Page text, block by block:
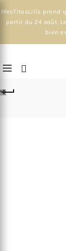
MesTitesLilis prend
partir du 24 août.
bien